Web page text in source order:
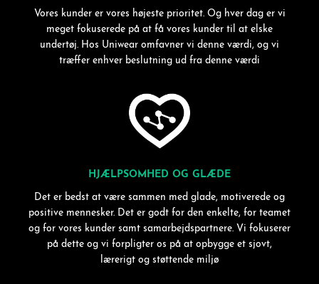
Vores kunder er vores højeste prioritet. Og hver dag er vi
meget fokuserede på at få vores kunder til at elske
undertøj. Hos Uniwear omfavner vi denne værdi, og vi
træffer enhver beslutning ud fra denne værdi
HJÆLPSOMHED OG GLÆDE
Det er bedst at være sammen med glade, motiverede og
positive mennesker. Det er godt for den enkelte, for teamet
og for vores kunder samt samarbejdspartnere. Vi fokuserer
på dette og vi forpligter os på at opbygge et sjovt,
lærerigt og støttende miljø